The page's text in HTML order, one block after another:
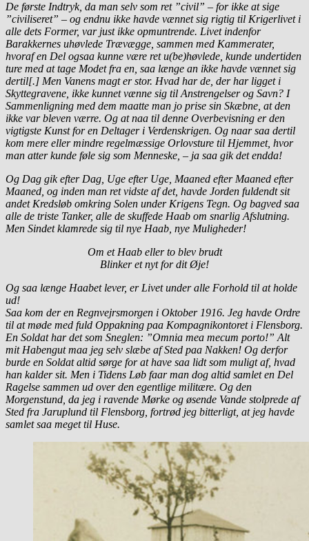
De første Indtryk, da man selv som ret ”civil” – for ikke at sige
”civiliseret” – og endnu ikke havde vænnet sig rigtig til Krigerlivet i
alle dets Former, var just ikke opmuntrende. Livet indenfor
Barakkernes uhøvlede Trævægge, sammen med Kammerater,
hvoraf en Del ogsaa kunne være ret u(be)høvlede, kunde undertiden
ture med at tage Modet fra en, saa længe an ikke havde vænnet sig
dertil[.] Men Vanens magt er stor. Hvad har de, der har ligget i
Skyttegravene, ikke kunnet vænne sig til Anstrengelser og Savn? I
Sammenligning med dem maatte man jo prise sin Skæbne, at den
ikke var bleven værre. Og at naa til denne Overbevisning er den
vigtigste Kunst for en Deltager i Verdenskrigen. Og naar saa dertil
kom mere eller mindre regelmæssige Orlovsture til Hjemmet, hvor
man atter kunde føle sig som Menneske, – ja saa gik det endda!
Og Dag gik efter Dag, Uge efter Uge, Maaned efter Maaned efter
Maaned, og inden man ret vidste af det, havde Jorden fuldendt sit
andet Kredsløb omkring Solen under Krigens Tegn. Og bagved saa
alle de triste Tanker, alle de skuffede Haab om snarlig Afslutning.
Men Sindet klamrede sig til nye Haab, nye Muligheder!
Om et Haab eller to blev brudt
Blinker et nyt for dit Øje!
Og saa længe Haabet lever, er Livet under alle Forhold til at holde
ud!
Saa kom der en Regnvejrsmorgen i Oktober 1916. Jeg havde Ordre
til at møde med fuld Oppakning paa Kompagnikontoret i Flensborg.
En Soldat har det som Sneglen: ”Omnia mea mecum porto!” Alt
mit Habengut maa jeg selv slæbe af Sted paa Nakken! Og derfor
burde en Soldat altid sørge for at have saa lidt som muligt af, hvad
han kalder sit. Men i Tidens Løb faar man dog altid samlet en Del
Ragelse sammen ud over den egentlige militære. Og den
Morgenstund, da jeg i ravende Mørke og øsende Vande stolprede af
Sted fra Jaruplund til Flensborg, fortrød jeg bitterligt, at jeg havde
samlet saa meget til Huse.